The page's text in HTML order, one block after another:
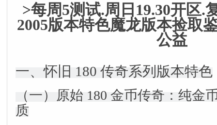
>每周5测试.周日19.30开区.
2005版本特色魔龙版本捡取
公益
一、怀旧 180 传奇系列版本特色
（一）原始 180 金币传奇：纯金
质